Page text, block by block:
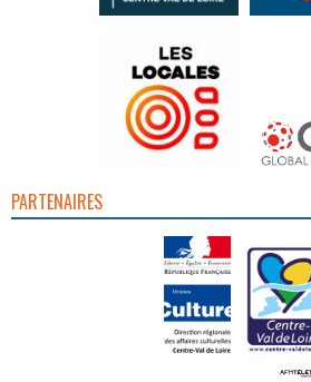
PARTENAIRES